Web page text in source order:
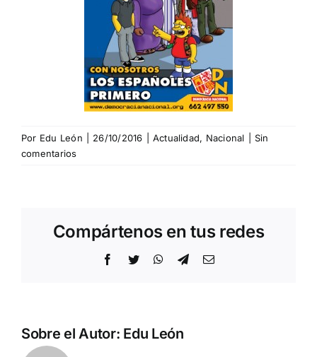
Por Edu León 26/10/2016 Actualidad, Nacional
Sin
comentarios
Compártenos en tus redes
Facebook
Twitter WhatsApp
TelegramCorreo
Sobre el Autor: Edu León